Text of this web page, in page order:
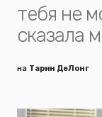
тебя не
сказала
на Тарин ДеЛонг